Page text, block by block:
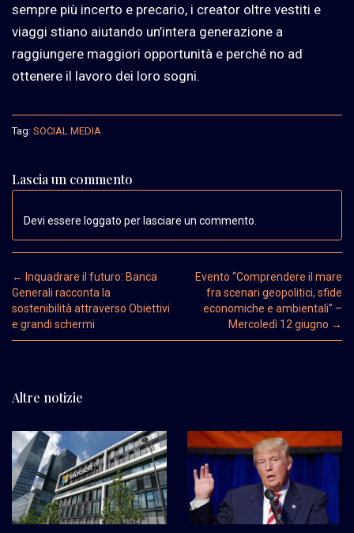
sempre più incerto e precario, i creator oltre vestiti e
viaggi stiano aiutando un’intera generazione a
raggiungere maggiori opportunità e perché no ad
ottenere il lavoro dei loro sogni.
Tag: SOCIAL MEDIA
Lascia un commento
Devi essere loggato per lasciare un commento.
Post navigation
← Inquadrare il futuro: Banca
Generali racconta la
sostenibilità attraverso Obiettivi
e grandi schermi
Evento “Comprendere il mare
fra scenari geopolitici, sfide
economiche e ambientali” –
Mercoledì 12 giugno →
Altre notizie